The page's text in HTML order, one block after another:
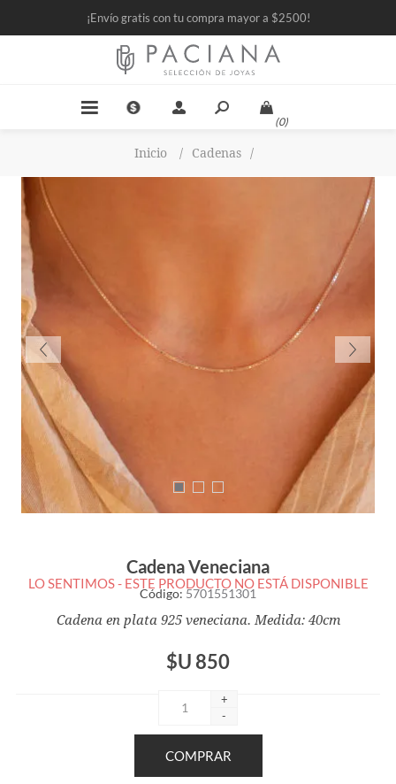
¡Envío gratis con tu compra mayor a $2500!
(0)
Inicio / Cadenas /
LO SENTIMOS - ESTE PRODUCTO NO ESTÁ DISPONIBLE
Cadena Veneciana
Código: 5701551301
Cadena en plata 925 veneciana. Medida: 40cm
$U 850
+
-